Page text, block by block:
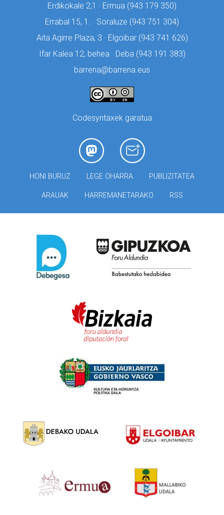
Erdikokale 2,1 · Ermua (943 179 350)
Errabal 15, 1. · Soraluze (943 751 304)
Aita Agirre Plaza, 3 · Elgoibar (943 741 626)
Ifar Kalea 12, behea · Deba (943 191 383)
barrena@barrena.eus
Codesyntaxek garatua
HONI BURUZ LEGE OHARRA PUBLIZITATEA
ARAUAK HARREMANETARAKO RSS